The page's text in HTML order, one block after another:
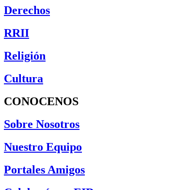
Derechos
RRII
Religión
Cultura
CONOCENOS
Sobre Nosotros
Nuestro Equipo
Portales Amigos